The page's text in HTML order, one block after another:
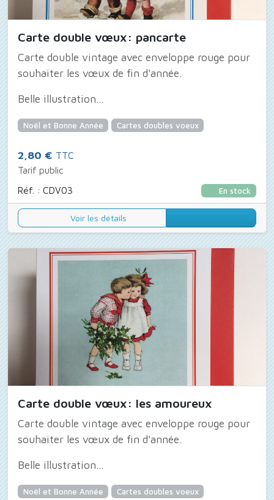
Carte double vœux: pancarte
Carte double vintage avec enveloppe rouge pour
souhaiter les vœux de fin d'année.
Belle illustration...
Noël et Bonne Année Cartes doubles voeux
2,80 € TTC
Tarif public
En stock
Réf. : CDV03
Voir les détails
Carte double vœux: les amoureux
Carte double vintage avec enveloppe rouge pour
souhaiter les vœux de fin d'année.
Belle illustration...
Noël et Bonne Année Cartes doubles voeux